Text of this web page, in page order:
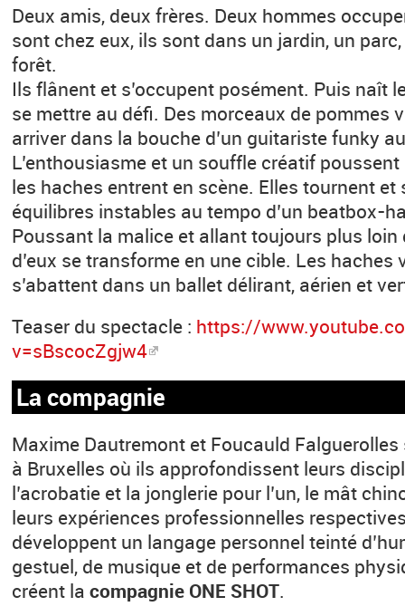
Deux amis, deux frères. Deux hommes
sont chez eux, ils sont dans un jardin, un
forêt.
Ils ﬂânent et s’occupent posément. Puis naît
se mettre au déﬁ. Des morceaux de pommes
arriver dans la bouche d’un guitariste funky
L’enthousiasme et un soufﬂe créatif
les haches entrent en scène. Elles tournent
équilibres instables au tempo d’un beatbox-
Poussant la malice et allant toujours plus loin
d’eux se transforme en une cible. Les haches
s’abattent dans un ballet délirant, aérien et
Teaser du spectacle : https://
v=sBscocZgjw4
La compagnie
Maxime Dautremont et Foucauld
à Bruxelles où ils approfondissent leurs
l’acrobatie et la jonglerie pour l’un, le mât
leurs expériences professionnelles
développent un langage personnel teinté
gestuel, de musique et de performances
créent lacompagnie ONE SHOT.